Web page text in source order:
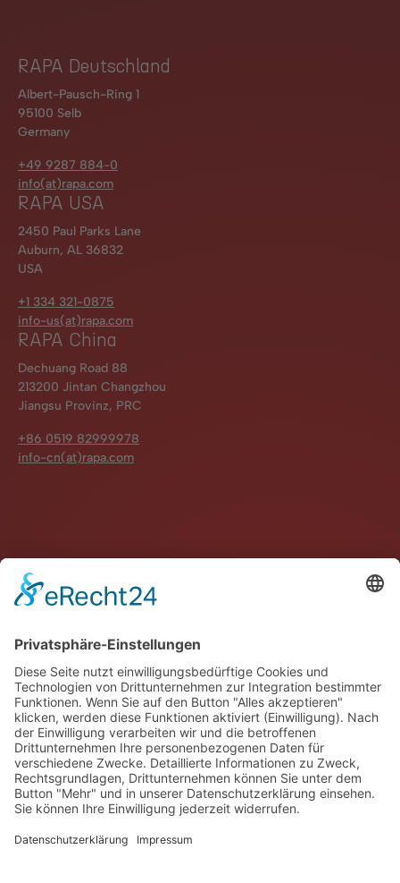
RAPA Deutschland
Albert-Pausch-Ring 1
95100 Selb
Germany
+49 9287 884-0
info(at)rapa.com
RAPA USA
2450 Paul Parks Lane
Auburn, AL 36832
USA
+1 334 321-0875
info-us(at)rapa.com
RAPA China
Dechuang Road 88
213200 Jintan Changzhou
Jiangsu Provinz, PRC
+86 0519 82999978
info-cn(at)rapa.com
Impressum
GROUP
AUTOMOTIVE
HEALTHCARE
INDUSTRY